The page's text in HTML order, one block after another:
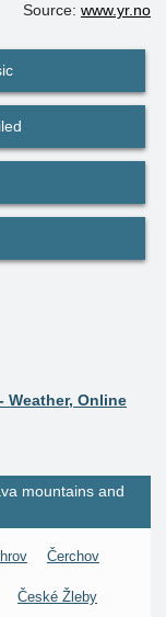
Source: www.yr.no
Weather, Online
mountains and
Čerchov
České Žleby